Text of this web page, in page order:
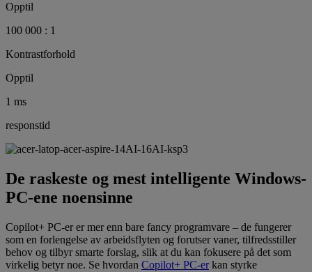
Opptil
100 000 : 1
Kontrastforhold
Opptil
1 ms
responstid
De raskeste og mest intelligente Windows-
PC-ene noensinne
Copilot+ PC-er er mer enn bare fancy programvare – de fungerer
som en forlengelse av arbeidsflyten og forutser vaner, tilfredsstiller
behov og tilbyr smarte forslag, slik at du kan fokusere på det som
virkelig betyr noe. Se hvordan Copilot+ PC-erkan styrke